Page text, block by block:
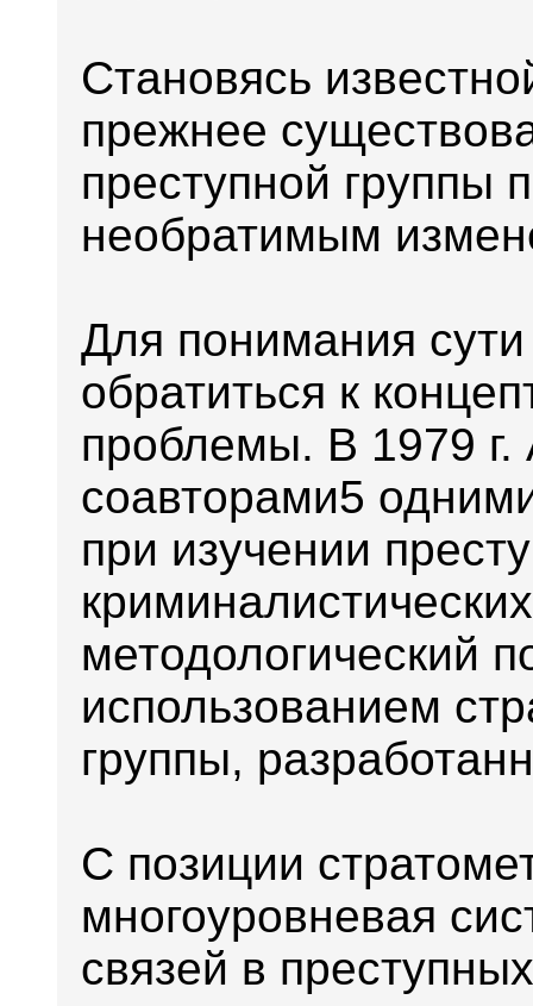
Становясь
прежнее
преступной группы
необратимым
Для понимания
обратиться к
проблемы. В 1979 г.
соавторами5
при изучении
методологический
использованием
группы,
С позиции
многоуровневая
связей в